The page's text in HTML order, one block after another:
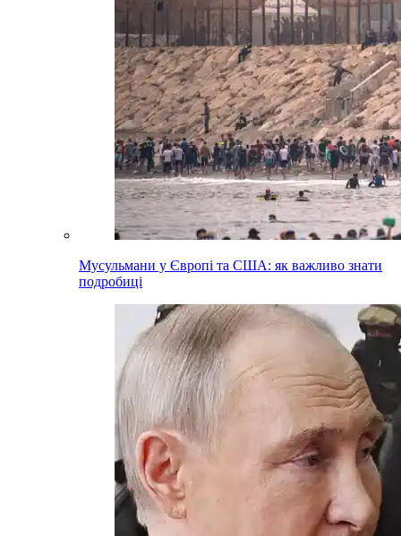
Мусульмани у Європі та США: як важливо знати
подробиці